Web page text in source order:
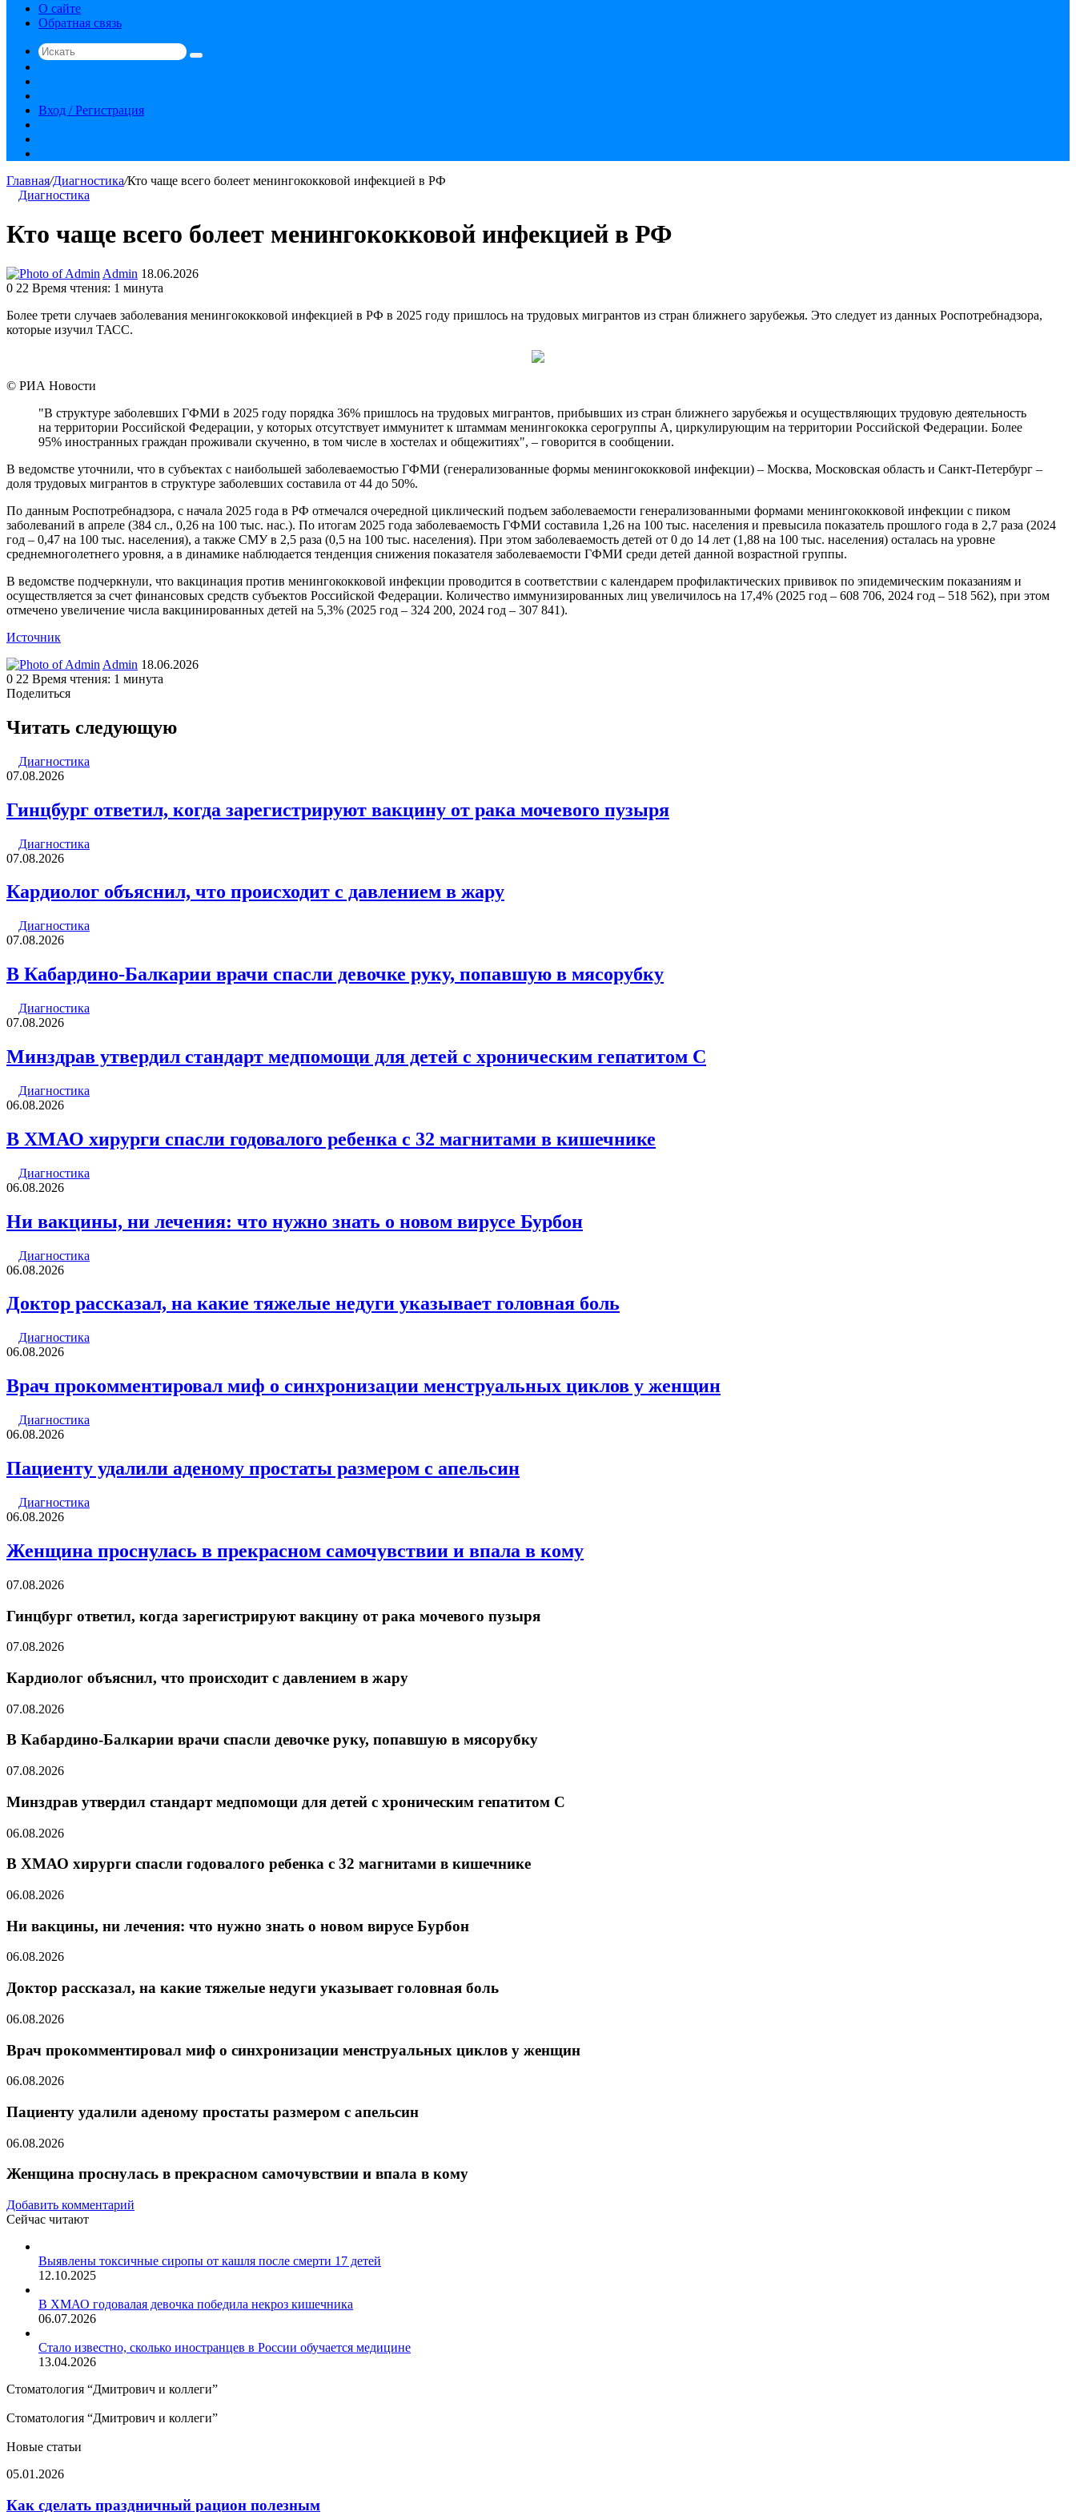
О сайте
Обратная связь
Искать
статья
Вход / Регистрация
Главная/Диагностика/Кто чаще всего болеет менингококковой инфекцией в РФ
Диагностика
Кто чаще всего болеет менингококковой инфекцией в РФ
Admin Send
an
18.06.2026
0 22 Время чтения: 1 минута
Более трети случаев заболевания менингококковой инфекцией в РФ в 2025 году пришлось на трудовых мигрантов из стран ближнего зарубежья. Это следует из данных Роспотребнадзора,
которые изучил ТАСС.
© РИА Новости
"В структуре заболевших ГФМИ в 2025 году порядка 36% пришлось на трудовых мигрантов, прибывших из стран ближнего зарубежья и осуществляющих трудовую деятельность
на территории Российской Федерации, у которых отсутствует иммунитет к штаммам менингококка серогруппы А, циркулирующим на территории Российской Федерации. Более
95% иностранных граждан проживали скученно, в том числе в хостелах и общежитиях", – говорится в сообщении.
В ведомстве уточнили, что в субъектах с наибольшей заболеваемостью ГФМИ (генерализованные формы менингококковой инфекции) – Москва, Московская область и Санкт-Петербург –
доля трудовых мигрантов в структуре заболевших составила от 44 до 50%.
По данным Роспотребнадзора, с начала 2025 года в РФ отмечался очередной циклический подъем заболеваемости генерализованными формами менингококковой инфекции с пиком
заболеваний в апреле (384 сл., 0,26 на 100 тыс. нас.). По итогам 2025 года заболеваемость ГФМИ составила 1,26 на 100 тыс. населения и превысила показатель прошлого года в 2,7 раза (2024
год – 0,47 на 100 тыс. населения), а также СМУ в 2,5 раза (0,5 на 100 тыс. населения). При этом заболеваемость детей от 0 до 14 лет (1,88 на 100 тыс. населения) осталась на уровне
среднемноголетнего уровня, а в динамике наблюдается тенденция снижения показателя заболеваемости ГФМИ среди детей данной возрастной группы.
В ведомстве подчеркнули, что вакцинация против менингококковой инфекции проводится в соответствии с календарем профилактических прививок по эпидемическим показаниям и
осуществляется за счет финансовых средств субъектов Российской Федерации. Количество иммунизированных лиц увеличилось на 17,4% (2025 год – 608 706, 2024 год – 518 562), при этом
отмечено увеличение числа вакцинированных детей на 5,3% (2025 год – 324 200, 2024 год – 307 841).
Источник
Admin Send
an
18.06.2026
0 22 Время чтения: 1 минута
Поделиться
через
электронную
Читать следующую
Диагностика
07.08.2026
Гинцбург ответил, когда зарегистрируют вакцину от рака мочевого пузыря
Диагностика
07.08.2026
Кардиолог объяснил, что происходит с давлением в жару
Диагностика
07.08.2026
В Кабардино-Балкарии врачи спасли девочке руку, попавшую в мясорубку
Диагностика
07.08.2026
Минздрав утвердил стандарт медпомощи для детей с хроническим гепатитом С
Диагностика
06.08.2026
В ХМАО хирурги спасли годовалого ребенка с 32 магнитами в кишечнике
Диагностика
06.08.2026
Ни вакцины, ни лечения: что нужно знать о новом вирусе Бурбон
Диагностика
06.08.2026
Доктор рассказал, на какие тяжелые недуги указывает головная боль
Диагностика
06.08.2026
Врач прокомментировал миф о синхронизации менструальных циклов у женщин
Диагностика
06.08.2026
Пациенту удалили аденому простаты размером с апельсин
Диагностика
06.08.2026
Женщина проснулась в прекрасном самочувствии и впала в кому
07.08.2026
Гинцбург ответил, когда зарегистрируют вакцину от рака мочевого пузыря
07.08.2026
Кардиолог объяснил, что происходит с давлением в жару
07.08.2026
В Кабардино-Балкарии врачи спасли девочке руку, попавшую в мясорубку
07.08.2026
Минздрав утвердил стандарт медпомощи для детей с хроническим гепатитом С
06.08.2026
В ХМАО хирурги спасли годовалого ребенка с 32 магнитами в кишечнике
06.08.2026
Ни вакцины, ни лечения: что нужно знать о новом вирусе Бурбон
06.08.2026
Доктор рассказал, на какие тяжелые недуги указывает головная боль
06.08.2026
Врач прокомментировал миф о синхронизации менструальных циклов у женщин
06.08.2026
Пациенту удалили аденому простаты размером с апельсин
06.08.2026
Женщина проснулась в прекрасном самочувствии и впала в кому
Добавить комментарий
Сейчас читают
Выявлены токсичные сиропы от кашля после смерти 17 детей
12.10.2025
В ХМАО годовалая девочка победила некроз кишечника
06.07.2026
Стало известно, сколько иностранцев в России обучается медицине
13.04.2026
Стоматология “Дмитрович и коллеги”
Стоматология “Дмитрович и коллеги”
Новые статьи
Как
праздничный
05.01.2026
Как сделать праздничный рацион полезным